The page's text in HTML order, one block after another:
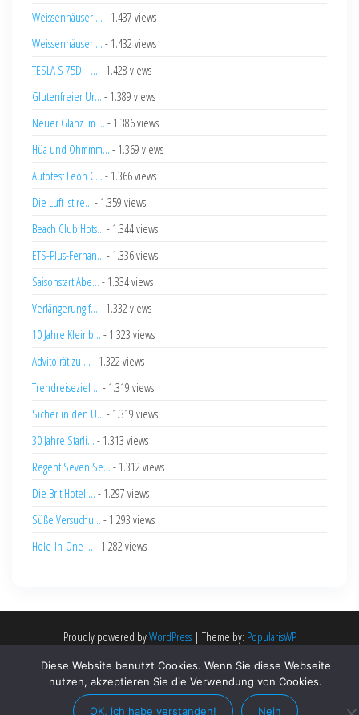
Weissenhäuser ... - 1.437 views
Weissenhäuser ... - 1.432 views
TESLA S 75D –... - 1.428 views
Glutenfreier Ur... - 1.389 views
Neuer Glanz im ... - 1.386 views
Hüa und Ohmmm... - 1.369 views
Autotest Leon C... - 1.366 views
Die Luft ist re... - 1.359 views
Beach Club Hots... - 1.344 views
ETS-Plus-Fernan... - 1.336 views
Saisonstart Abe... - 1.334 views
Verlängerung f... - 1.332 views
10 Jahre Kleinb... - 1.323 views
Advito rät zu ... - 1.322 views
Trendreiseziel ... - 1.319 views
Sicher in den U... - 1.319 views
30 Jahre Starli... - 1.313 views
Regent Seven Se... - 1.312 views
Die Brit Hotel ... - 1.297 views
Süße Versuchu... - 1.293 views
Hole-In-One ... - 1.282 views
Proudly powered byWordPress | Theme by: PopularisWP
Diese Website benutzt Cookies. Wenn Sie diese Webseite
nutzen, akzeptieren Sie die Verwendung von Cookies.
OK, ich habe verstanden! Nein